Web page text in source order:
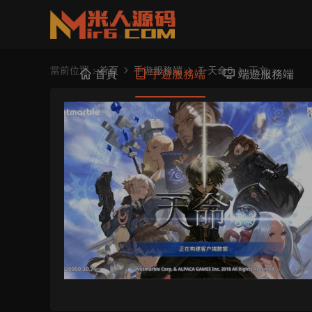
首頁 手遊服務端 端遊服務端
當前位置：首頁 手遊服務端 T-天命6 正文